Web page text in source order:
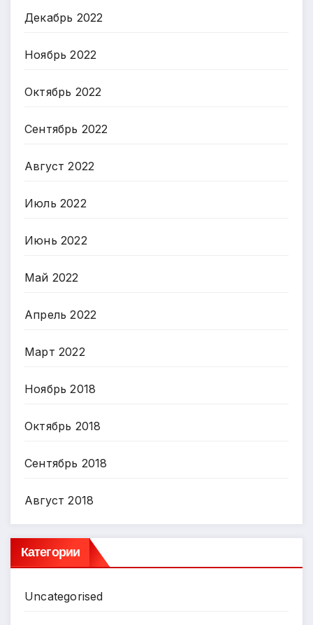
Декабрь 2022
Ноябрь 2022
Октябрь 2022
Сентябрь 2022
Август 2022
Июль 2022
Июнь 2022
Май 2022
Апрель 2022
Март 2022
Ноябрь 2018
Октябрь 2018
Сентябрь 2018
Август 2018
Категории
Uncategorised